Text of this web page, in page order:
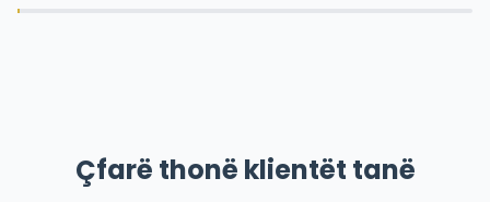
Çfarë thonë klientët tanë